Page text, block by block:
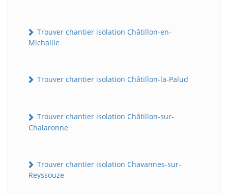
Trouver chantier isolation Châtillon-en-
Michaille
Trouver chantier isolation Châtillon-la-Palud
Trouver chantier isolation Châtillon-sur-
Chalaronne
Trouver chantier isolation Chavannes-sur-
Reyssouze